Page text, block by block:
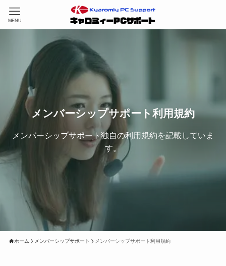
MENU
メンバーシップサポート利用規約
メンバーシップサポート独自の利用規約を記載していま
す。
ホーム メンバーシップサポート メンバーシップサポート利用規約